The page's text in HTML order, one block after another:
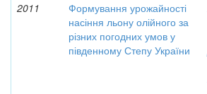
2011
Формування урожайності
насіння льону олійного за
різних погодних умов у
південному Степу України